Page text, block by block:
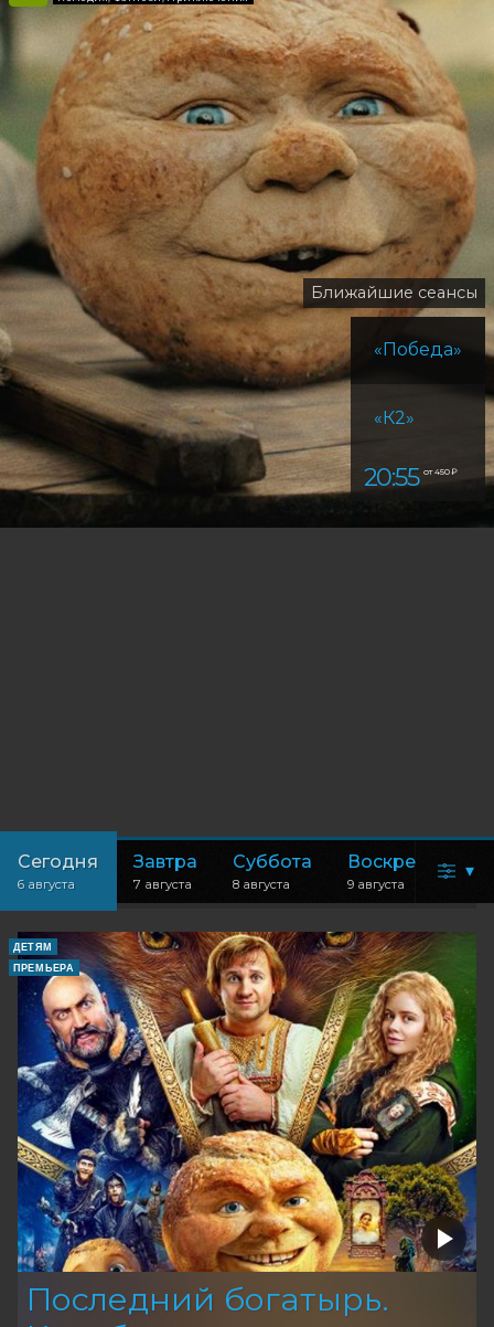
Ближайшие сеансы
«Победа»
«К2»
20:55 от 450 ₽
Сегодня
6 августа
Завтра
7 августа
Суббота
8 августа
Воскресенье
9 августа
▾
ДЕТЯМ
ПРЕМЬЕРА
Последний богатырь.